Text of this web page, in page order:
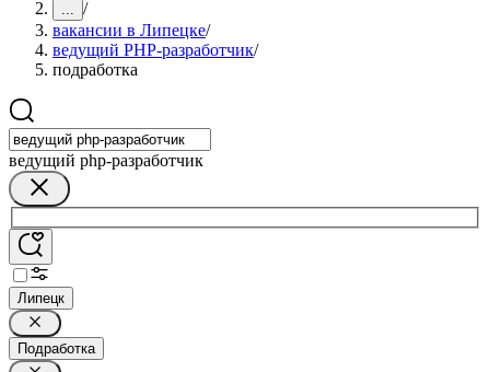
... /
вакансии в Липецке/
ведущий PHP-разработчик/
подработка
ведущий php-разработчик
Липецк
Подработка